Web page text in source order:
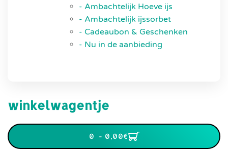
- Ambachtelijk Hoeve ijs
- Ambachtelijk ijssorbet
- Cadeaubon & Geschenken
- Nu in de aanbieding
winkelwagentje
0 - 0,00‎€